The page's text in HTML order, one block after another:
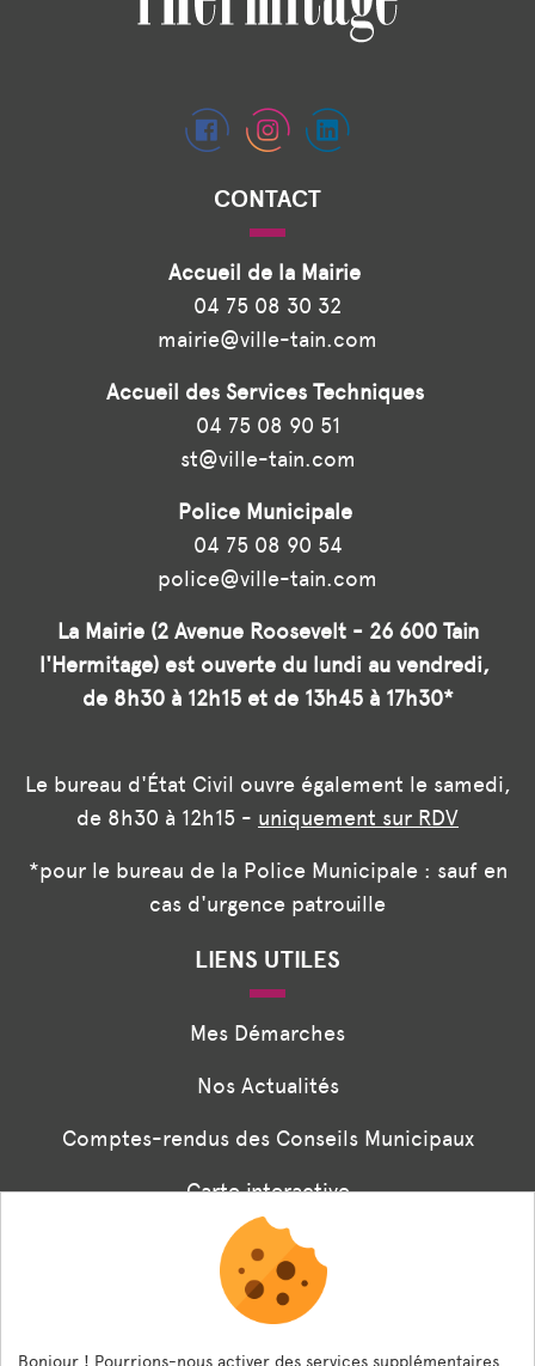
CONTACT
Accueil de la Mairie
04 75 08 30 32
mairie@ville-tain.com
Accueil des Services Techniques
04 75 08 90 51
st@ville-tain.com
Police Municipale
04 75 08 90 54
police@ville-tain.com
La Mairie (2 Avenue Roosevelt - 26 600 Tain
l'Hermitage) est ouverte du lundi au vendredi,
de 8h30 à 12h15 et de 13h45 à 17h30*
Le bureau d'État Civil ouvre également le samedi,
de 8h30 à 12h15 - uniquement sur RDV
*pour le bureau de la Police Municipale : sauf en
cas d'urgence patrouille
LIENS UTILES
Mes Démarches
Nos Actualités
Comptes-rendus des Conseils Municipaux
Carte interactive
Associations
Formulaire panneaux digitaux
Les menus de la cantine
Bonjour ! Pourrions-nous activer des services supplémentaires